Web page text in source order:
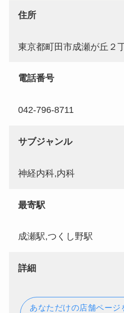
住所
東京都町田市成瀬が丘２
電話番号
042-796-8711
サブジャンル
神経内科,内科
最寄駅
成瀬駅,つくし野駅
詳細
あなただけの店舗ページ